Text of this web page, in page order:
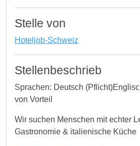
Stelle von
Hoteljob-Schweiz
Stellenbeschrieb
Sprachen: Deutsch
von Vorteil
Wir suchen Menschen mit echter
Gastronomie & italienische Küche